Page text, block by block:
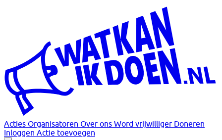
Acties Organisatoren Over ons Word vrijwilliger Doneren
Inloggen Actie toevoegen